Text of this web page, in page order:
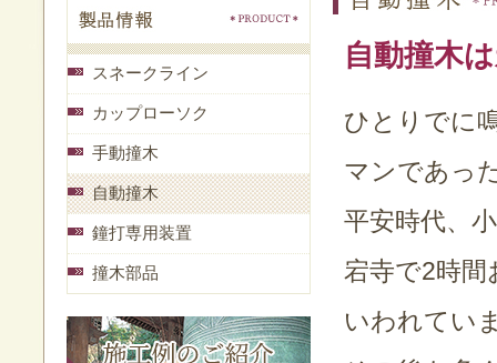
スネークライン
カップローソク
手動撞木
自動撞木
鐘打専用装置
撞木部品
自動撞木
ひとりでに
マンであっ
平安時代、
宕寺で2時
いわれてい